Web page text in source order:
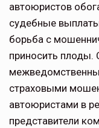
автоюристов
судебные
борьба с
приносить плоды.
страховыми
автоюристами в
представители